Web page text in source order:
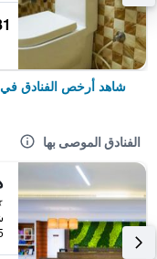
شاهد أرخص الفنادق
الفنادق الموصى بها
4
1.5